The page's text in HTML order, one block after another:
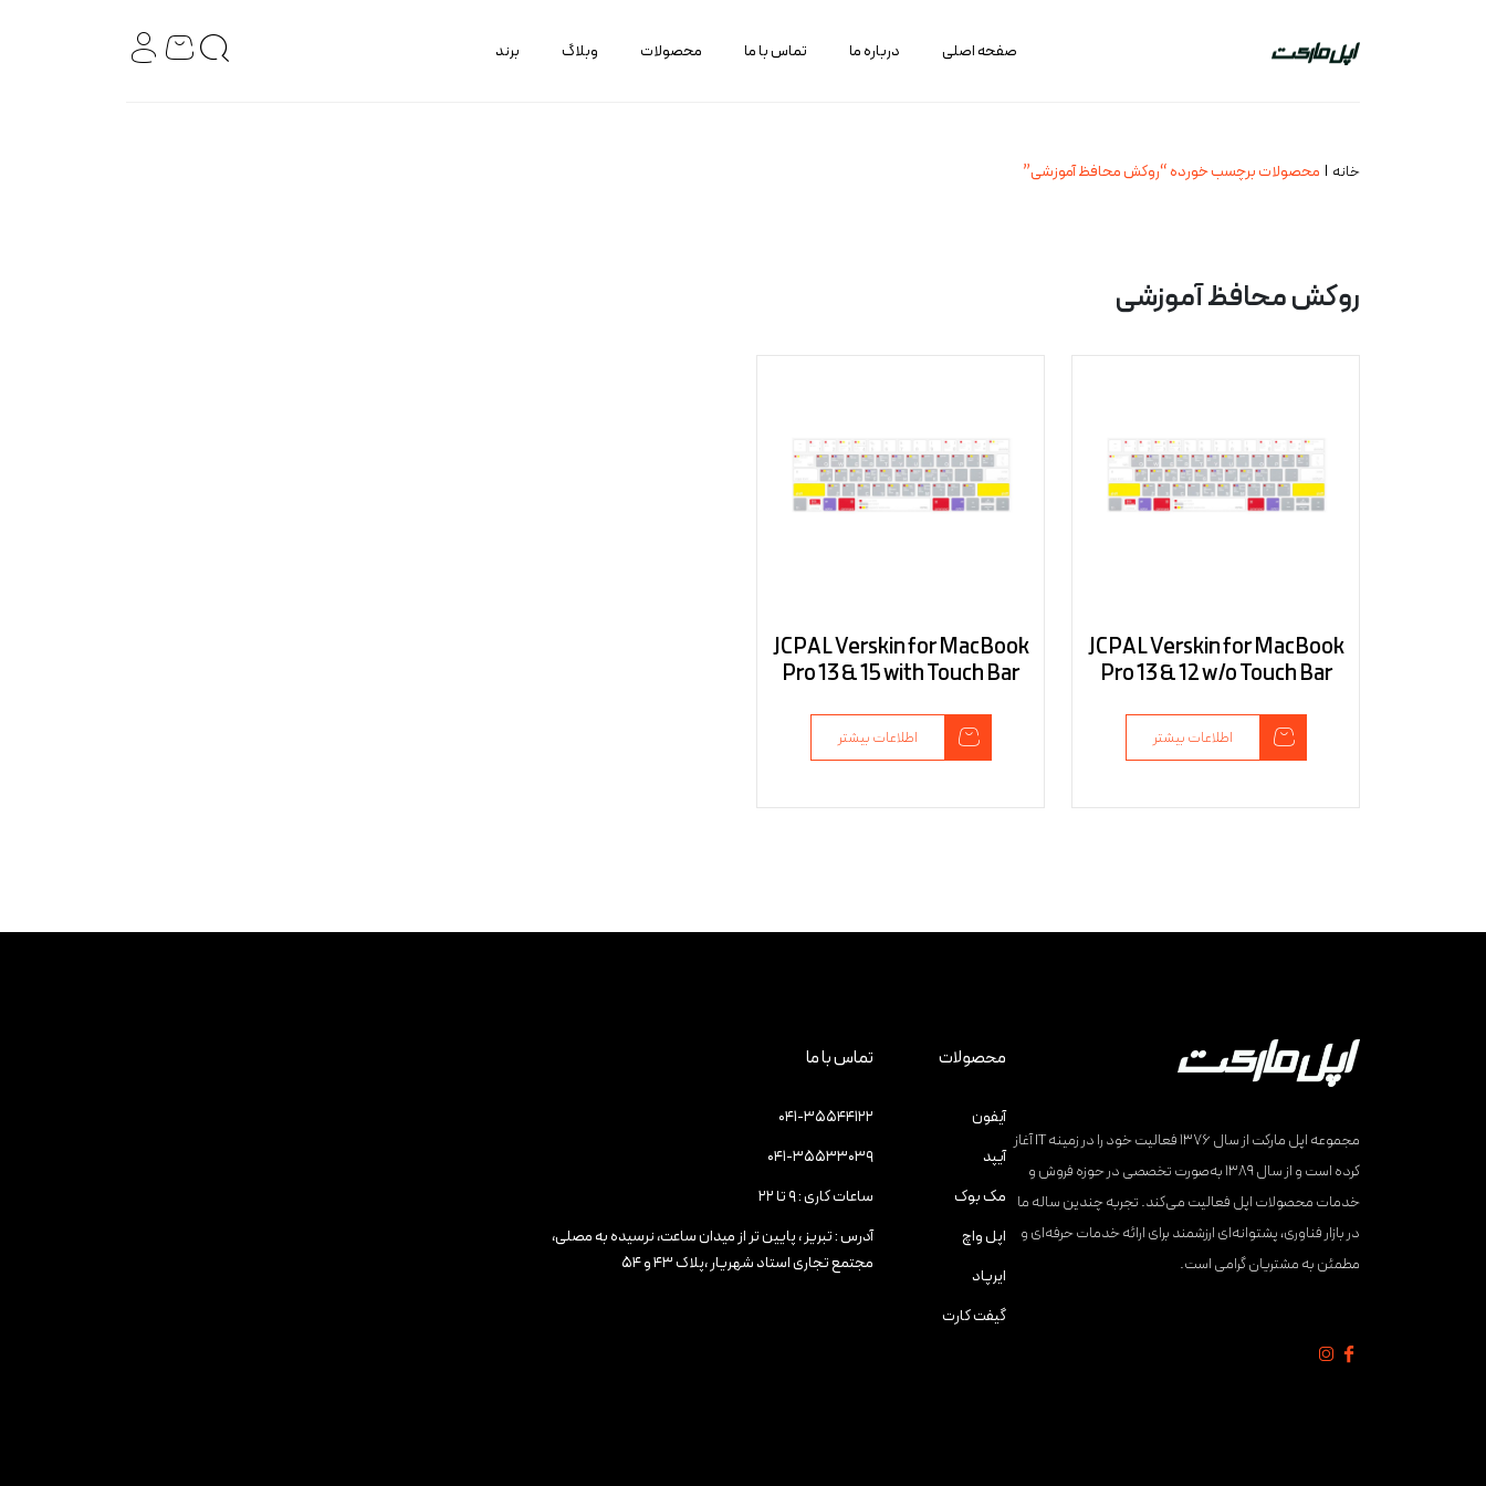
صفحه اصلی درباره ما تماس با ما محصولات وبلاگ برند
خانه محصولات برچسب خورده “روکش محافظ آموزشی”
روکش محافظ آموزشی
JCPAL Verskin for MacBook
Pro 13 & 12 w/o Touch Bar
اطلاعات بیشتر
JCPAL Verskin for MacBook
Pro 13 & 15 with Touch Bar
اطلاعات بیشتر
مجموعه اپل مارکت از سال ۱۳۷۶ فعالیت خود را در زمینه IT آغاز
کرده است و از سال ۱۳۸۹ به‌صورت تخصصی در حوزه فروش و
خدمات محصولات اپل فعالیت می‌کند. تجربه چندین ساله ما
در بازار فناوری، پشتوانه‌ای ارزشمند برای ارائه خدمات حرفه‌ای و
مطمئن به مشتریان گرامی است.
محصولات
آیفون
آیپد
مک بوک
اپل واچ
ایرپاد
گیفت کارت
تماس با ما
۰۴۱-۳۵۵۴۴۱۲۲
۰۴۱-۳۵۵۳۳۰۳۹
ساعات کاری : ۹ تا ۲۲
آدرس : تبریز ، پایین تر از میدان ساعت، نرسیده به مصلی،
مجتمع تجاری استاد شهریار ،پلاک ۴۳ و ۵۴